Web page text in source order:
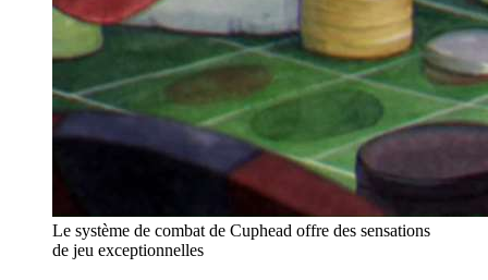
Le système de combat de Cuphead offre des sensations
de jeu exceptionnelles